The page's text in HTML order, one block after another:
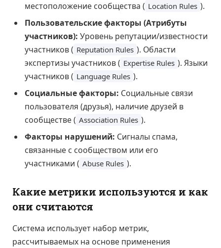
местоположение сообщества ( Location Rules ).
Пользовательские факторы (Атрибуты
участников): Уровень репутации/известности
участников ( Reputation Rules ). Области
экспертизы участников ( Expertise Rules ). Языки
участников ( Language Rules ).
Социальные факторы: Социальные связи
пользователя (друзья), наличие друзей в
сообществе ( Association Rules ).
Факторы нарушений: Сигналы спама,
связанные с сообществом или его
участниками ( Abuse Rules ).
Какие метрики используются и как
они считаются
Система использует набор метрик,
рассчитываемых на основе применения